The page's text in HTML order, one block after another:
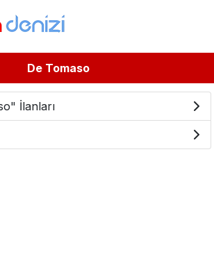
De Tomaso
İlanları